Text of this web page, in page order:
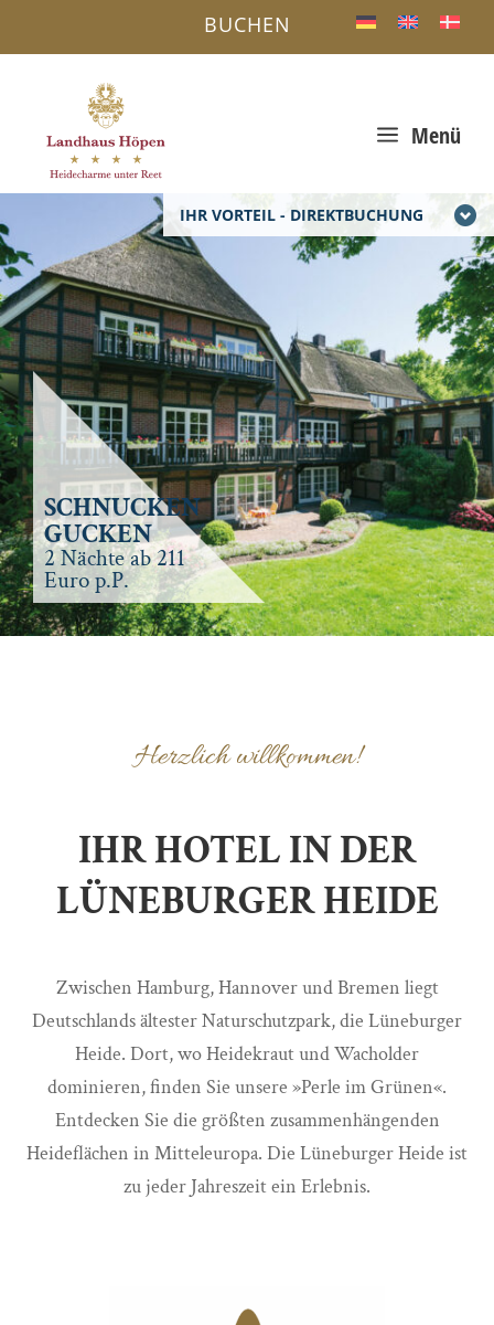
IHR VORTEIL - DIREKTBUCHUNG
a Menü
BUCHEN
SCHNUCKEN
GUCKEN
2 Nächte ab 211
Euro p.P.
Herzlich willkommen!
IHR HOTEL IN DER
LÜNEBURGER HEIDE
Zwischen Hamburg, Hannover und Bremen liegt
Deutschlands ältester Naturschutzpark, die Lüneburger
Heide. Dort, wo Heidekraut und Wacholder
dominieren, finden Sie unsere »Perle im Grünen«.
Entdecken Sie die größten zusammenhängenden
Heideflächen in Mitteleuropa. Die Lüneburger Heide ist
zu jeder Jahreszeit ein Erlebnis.